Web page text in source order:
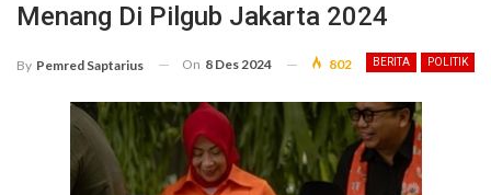
Menang Di Pilgub Jakarta 2024
BERITA POLITIK
By Pemred Saptarius On 8 Des 2024 802